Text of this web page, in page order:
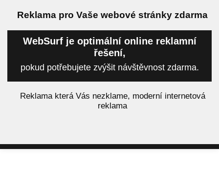
Reklama pro Vaše webové stránky zdarma
WebSurf je optimální online reklamní
řešení,
pokud potřebujete zvýšit návštěvnost zdarma.
Reklama která Vás nezklame, moderní internetová
reklama